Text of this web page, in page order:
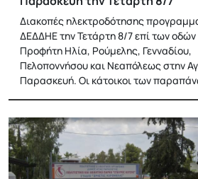
Διακοπές ηλεκτροδότησης
ΔΕΔΔΗΕ την Τετάρτη 8/7 επί των οδών
Προφήτη Ηλία, Ρούμελης, Γενναδίου,
Πελοποννήσου και Νεαπόλεως στην
Παρασκευή. Οι κάτοικοι των